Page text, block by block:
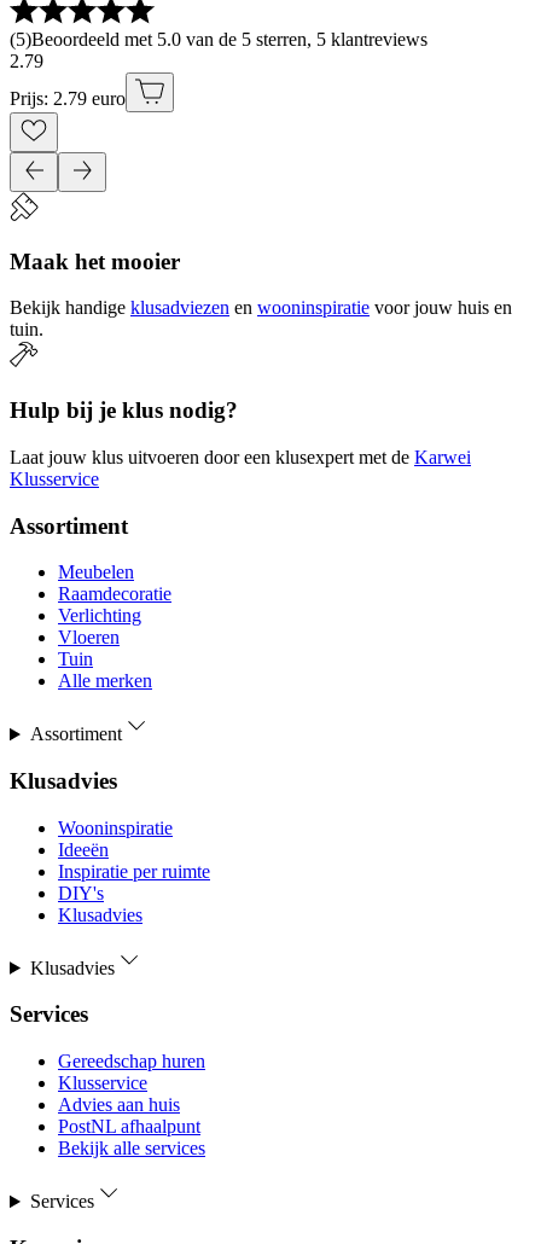
(5)Beoordeeld met 5.0 van de 5 sterren, 5 klantreviews
2.79
Prijs: 2.79 euro
Maak het mooier
Bekijk handige klusadviezen en wooninspiratie voor jouw huis en
tuin.
Hulp bij je klus nodig?
Laat jouw klus uitvoeren door een klusexpert met de Karwei
Klusservice
Assortiment
Meubelen
Raamdecoratie
Verlichting
Vloeren
Tuin
Alle merken
Assortiment
Klusadvies
Wooninspiratie
Ideeën
Inspiratie per ruimte
DIY's
Klusadvies
Klusadvies
Services
Gereedschap huren
Klusservice
Advies aan huis
PostNL afhaalpunt
Bekijk alle services
Services